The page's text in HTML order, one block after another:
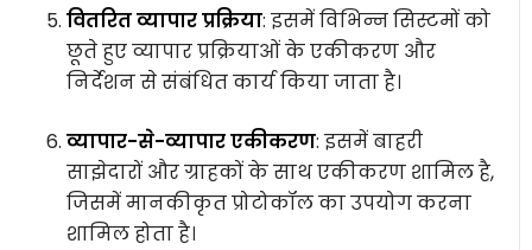
वितरित व्यापार प्रक्रिया: इसमें विभिन्न सिस्टमों को
छूते हुए व्यापार प्रक्रियाओं के एकीकरण और
निर्देशन से संबंधित कार्य किया जाता है।
व्यापार-से-व्यापार एकीकरण: इसमें बाहरी
साझेदारों और ग्राहकों के साथ एकीकरण शामिल है,
जिसमें मानकीकृत प्रोटोकॉल का उपयोग करना
शामिल होता है।